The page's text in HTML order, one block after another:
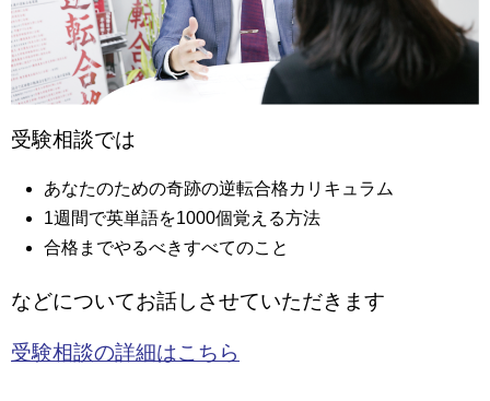
受験相談では
あなたのための奇跡の逆転合格カリキュラム
1週間で英単語を1000個覚える方法
合格までやるべきすべてのこと
などについてお話しさせていただきます
受験相談の詳細はこちら